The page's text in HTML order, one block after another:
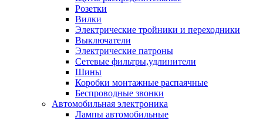
Розетки
Вилки
Электрические тройники и переходники
Выключатели
Электрические патроны
Сетевые фильтры,удлинители
Шины
Коробки монтажные распаячные
Беспроводные звонки
Автомобильная электроника
Лампы автомобильные